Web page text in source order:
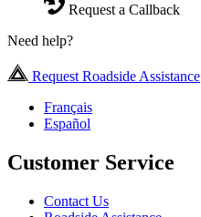
Request a Callback
Need help?
Request Roadside Assistance
Français
Español
Customer Service
Contact Us